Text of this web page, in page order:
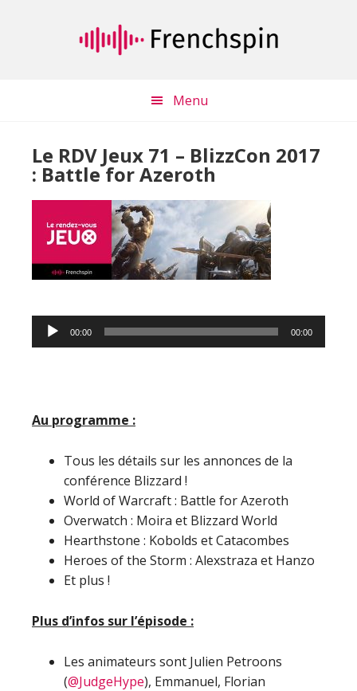
Menu
Le RDV Jeux 71 – BlizzCon 2017
: Battle for Azeroth
Lecteur
audio
00:00 00:00
Au programme :
Tous les détails sur les annonces de la
conférence Blizzard !
World of Warcraft : Battle for Azeroth
Overwatch : Moira et Blizzard World
Hearthstone : Kobolds et Catacombes
Heroes of the Storm : Alexstraza et Hanzo
Et plus !
Plus d’infos sur l’épisode :
Les animateurs sont Julien Petroons
(@JudgeHype), Emmanuel, Florian